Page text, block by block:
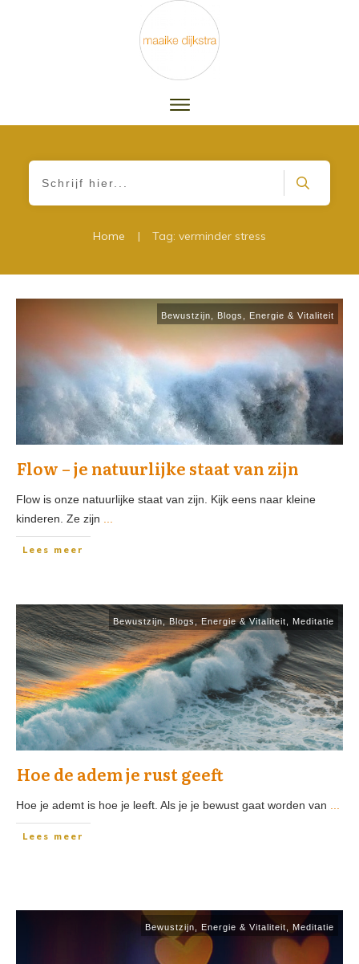
Home | Tag: verminder stress
Bewustzijn Blogs Energie & Vitaliteit
Flow – je natuurlijke staat van zijn
Flow is onze natuurlijke staat van zijn. Kijk eens naar kleine
kinderen. Ze zijn
Lees meer
Bewustzijn,Blogs Energie & Vitaliteit Meditatie
Hoe de adem je rust geeft
Hoe je ademt is hoe je leeft. Als je je bewust gaat worden van
Lees meer
Bewustzijn Energie & Vitaliteit Meditatie